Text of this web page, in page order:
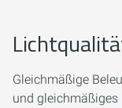
Gleichmäßige
und gleichmäßiges